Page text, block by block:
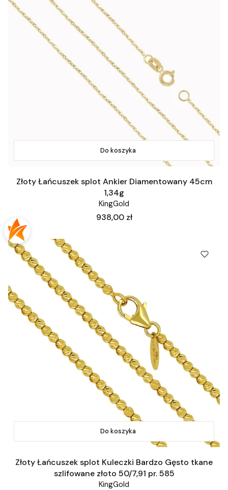
Do koszyka
Złoty Łańcuszek splot Ankier Diamentowany 45cm
1,34g
KingGold
Cena
938,00 zł
Do koszyka
Złoty Łańcuszek splot Kuleczki Bardzo Gęsto tkane
szlifowane złoto 50/7,91 pr. 585
KingGold